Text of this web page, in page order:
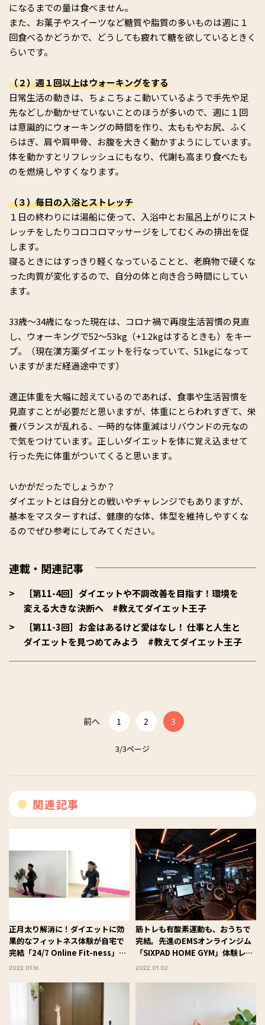
になるまでの量は食べません。
また、お菓子やスイーツなど糖質や脂質の多いものは週に１
回食べるかどうかで、どうしても疲れて糖を欲しているときく
らいです。
（２）週１回以上はウォーキングをする
日常生活の動きは、ちょこちょこ動いているようで手先や足
先などしか動かせていないことのほうが多いので、週に１回
は意識的にウォーキングの時間を作り、太ももやお尻、ふく
らはぎ、肩や肩甲骨、お腹を大きく動かすようにしています。
体を動かすとリフレッシュにもなり、代謝も高まり食べたも
のを燃焼しやすくなります。
（３）毎日の入浴とストレッチ
１日の終わりには湯船に使って、入浴中とお風呂上がりにスト
レッチをしたりコロコロマッサージをしてむくみの排出を促
します。
寝るときにはすっきり軽くなっていることと、老廃物で硬くな
った肉質が変化するので、自分の体と向き合う時間にしてい
ます。
33歳〜34歳になった現在は、コロナ禍で再度生活習慣の見直
し、ウォーキングで52〜53kg（+1.2kgはするときも）をキー
プ。（現在漢方薬ダイエットを行なっていて、51kgになって
いますがまだ経過途中です）
適正体重を大幅に超えているのであれば、食事や生活習慣を
見直すことが必要だと思いますが、体重にとらわれすぎて、栄
養バランスが乱れる、一時的な体重減はリバウンドの元なの
で気をつけています。正しいダイエットを体に覚え込ませて
行った先に体重がついてくると思います。
いかがだったでしょうか？
ダイエットとは自分との戦いやチャレンジでもありますが、
基本をマスターすれば、健康的な体、体型を維持しやすくな
るのでぜひ参考にしてみてください。
連載・関連記事
［第11-4回］ダイエットや不調改善を目指す！環境を
変える大きな決断へ #教えてダイエット王子
［第11-3回］お金はあるけど愛はなし！ 仕事と人生と
ダイエットを見つめてみよう #教えてダイエット王子
前へ 1 2 3
3/3ページ
関連記事
正月太り解消に！ダイエットに効
果的なフィットネス体験が自宅で
完結「24/7 Online Fit-ness」
#Omezaトーク
2022.01.16
筋トレも有酸素運動も、おうちで
完結。先進のEMSオンラインジム
「SIXPAD HOME GYM」体験レポ
#Omezaトーク
2022.01.02